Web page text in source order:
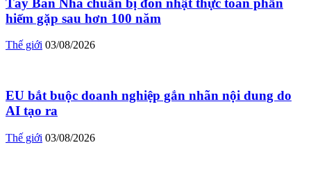
hiếm gặp sau hơn 100 năm
Thế giới 03/08/2026
EU bắt buộc doanh nghiệp gắn nhãn nội dung do
AI tạo ra
Thế giới 03/08/2026